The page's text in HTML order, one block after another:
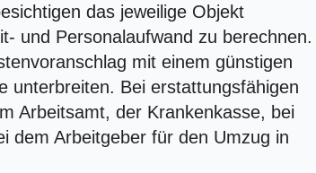
das jeweilige Objekt
und Personalaufwand zu berechnen.
mit einem günstigen
unterbreiten. Bei erstattungsfähigen
Arbeitsamt, der Krankenkasse, bei
dem Arbeitgeber für den Umzug in